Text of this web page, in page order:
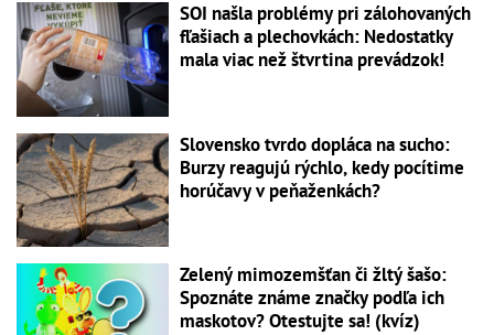
SOI našla problémy pri zálohovaných
fľašiach a plechovkách: Nedostatky
mala viac než štvrtina prevádzok!
Slovensko tvrdo dopláca na sucho:
Burzy reagujú rýchlo, kedy pocítime
horúčavy v peňaženkách?
Zelený mimozemšťan či žltý šašo:
Spoznáte známe značky podľa ich
maskotov? Otestujte sa! (kvíz)